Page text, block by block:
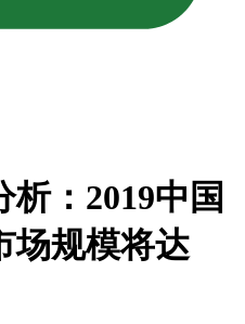
：2019中国
场规模将达